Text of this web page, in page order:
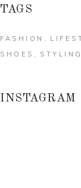
TAGS
FASHION
SHOES
STYLING
INSTAGRAM